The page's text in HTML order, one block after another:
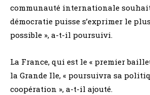
communauté internationale
démocratie puisse s’exprimer le
possible », a-t-il poursuivi.
La France, qui est le « premier
la Grande Ile, « poursuivra sa
coopération », a-t-il ajouté.